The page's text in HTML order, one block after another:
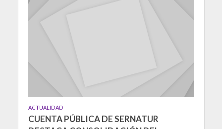
ACTUALIDAD
CUENTA PÚBLICA DE SERNATUR